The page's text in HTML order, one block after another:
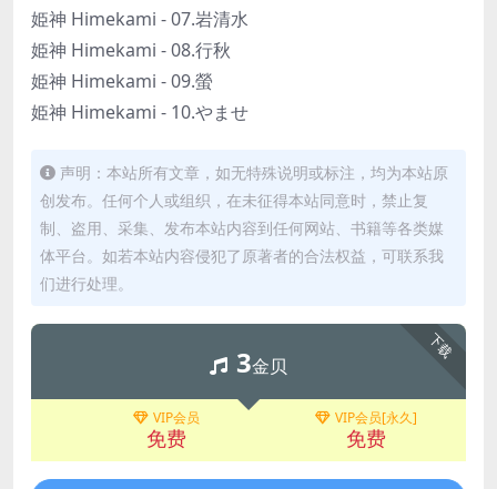
姫神 Himekami - 07.岩清水
姫神 Himekami - 08.行秋
姫神 Himekami - 09.螢
姫神 Himekami - 10.やませ
声明：本站所有文章，如无特殊说明或标注，均为本站原
创发布。任何个人或组织，在未征得本站同意时，禁止复
制、盗用、采集、发布本站内容到任何网站、书籍等各类媒
体平台。如若本站内容侵犯了原著者的合法权益，可联系我
们进行处理。
下载
3金贝
VIP会员
免费
VIP会员[永久]
免费